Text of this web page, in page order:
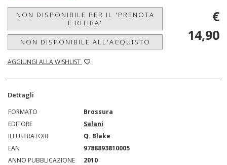
NON DISPONIBILE PER IL 'PRENOTA
E RITIRA'
NON DISPONIBILE ALL'ACQUISTO
AGGIUNGI ALLA WISHLIST
€
14,90
Dettagli
FORMATO
Brossura
EDITORE
Salani
ILLUSTRATORI
Q. Blake
EAN
9788893810005
ANNO PUBBLICAZIONE
2010